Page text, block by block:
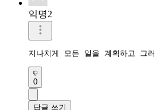
익명2
지나치게 모든 일을 계획하고 그
0
답글 쓰기